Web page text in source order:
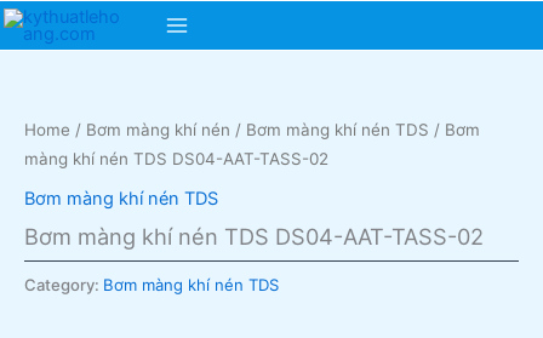
Skip
Main
Home / Bơm màng khí nén / Bơm màng khí nén TDS / Bơm
màng khí nén TDS DS04-AAT-TASS-02
Bơm màng khí nén TDS
Bơm màng khí nén TDS DS04-AAT-TASS-02
Category: Bơm màng khí nén TDS